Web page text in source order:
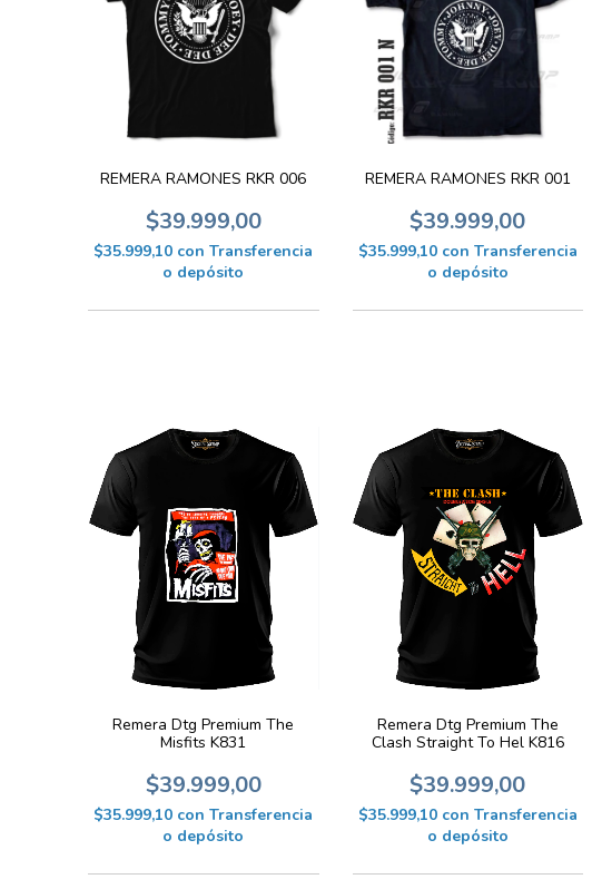
REMERA RAMONES RKR 006
$39.999,00
$35.999,10 con Transferencia
o depósito
REMERA RAMONES RKR 001
$39.999,00
$35.999,10 con Transferencia
o depósito
Remera Dtg Premium The
Misfits K831
$39.999,00
$35.999,10 con Transferencia
o depósito
Remera Dtg Premium The
Clash Straight To Hel K816
$39.999,00
$35.999,10 con Transferencia
o depósito